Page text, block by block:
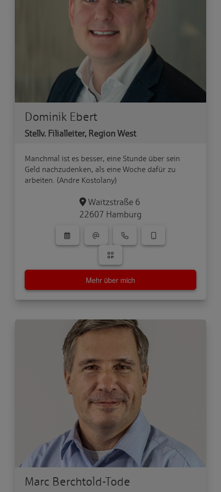
Dominik Ebert
Stellv. Filialleiter, Region West
Manchmal ist es besser, eine Stunde über sein
Geld nachzudenken, als eine Woche dafür zu
arbeiten. (Andre Kostolany)
Waitzstraße 6
22607 Hamburg
Mehr über mich
Marc Berchtold-Tode